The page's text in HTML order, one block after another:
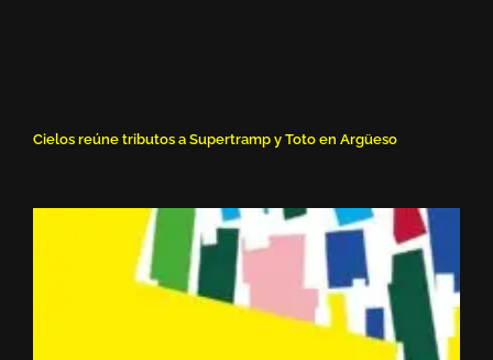
Cielos reúne tributos a Supertramp y Toto en Argüeso